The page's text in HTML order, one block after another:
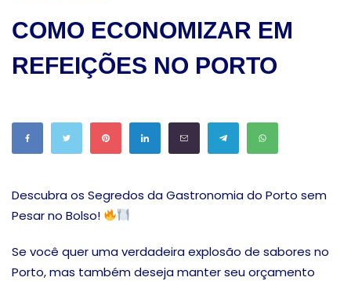
COMO ECONOMIZAR EM
REFEIÇÕES NO PORTO
Descubra os Segredos da Gastronomia do Porto sem
Pesar no Bolso!
Se você quer uma verdadeira explosão de sabores no
Porto, mas também deseja manter seu orçamento